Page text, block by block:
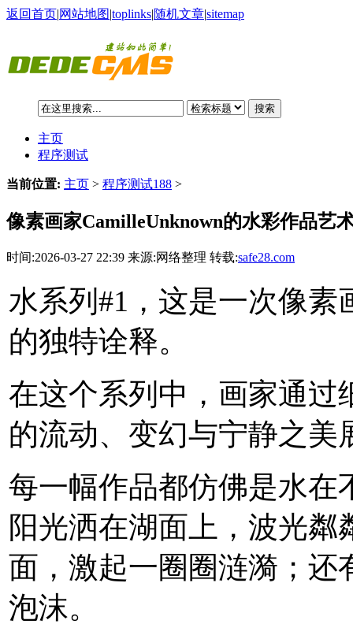
返回首页|网站地图|toplinks|随机文章|sitemap
搜索
主页
程序测试
当前位置: 主页 > 程序测试188 >
像素画家CamilleUnknown的水彩作品艺
时间:2026-03-27 22:39 来源:网络整理 转载:safe28.com
水系列#1，这是一次像素
的独特诠释。
在这个系列中，画家通过
的流动、变幻与宁静之美
每一幅作品都仿佛是水在
阳光洒在湖面上，波光
面，激起一圈圈涟漪；还
泡沫。